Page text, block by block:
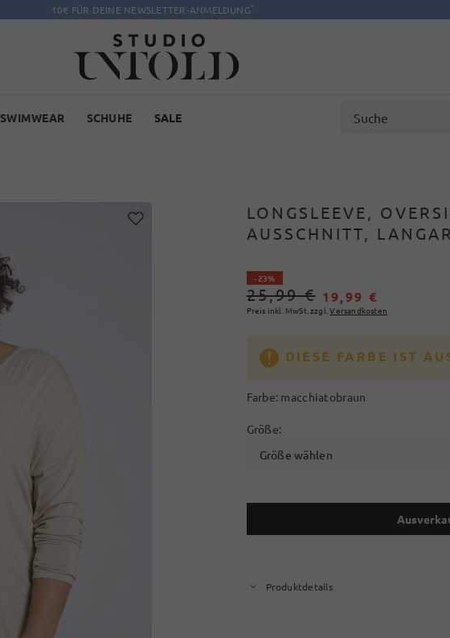
10€ FÜR DEINE NEWSLETTER-ANMELDUNG*
SWIMWEAR SCHUHE SALE
LONGSLEEVE,
AUSSCHNITT,
- 23%
25,99 € 19,99 €
Preis inkl. MwSt. zzgl.Versandkosten
DIESE FARBE IST
Farbe: macchiatobraun
Größe:
Größe wählen
Produktdetails